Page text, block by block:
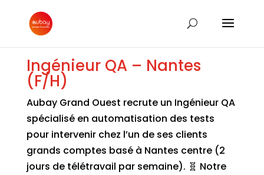
Ingénieur QA – Nantes
(F/H)
Aubay Grand Ouest recrute un Ingénieur QA
spécialisé en automatisation des tests
pour intervenir chez l’un de ses clients
grands comptes basé à Nantes centre (2
jours de télétravail par semaine). 🧬 Notre